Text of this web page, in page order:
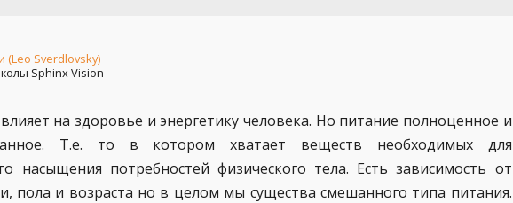
(Leo Sverdlovsky)
Sphinx Vision
на здоровье и энергетику человека. Но питание полноценное и
Т.е. то в котором хватает веществ необходимых для
насыщения потребностей физического тела. Есть зависимость от
пола и возраста но в целом мы существа смешанного типа питания.